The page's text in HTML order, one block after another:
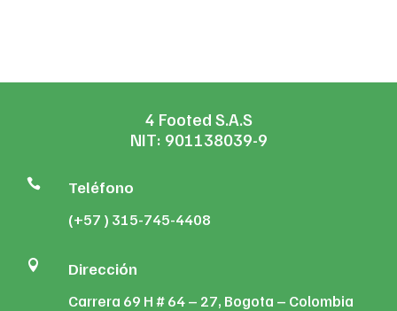
4 Footed S.A.S
NIT: 901138039-9
 Teléfono
(+57 ) 315-745-4408
 Dirección
Carrera 69 H # 64 – 27, Bogota – Colombia